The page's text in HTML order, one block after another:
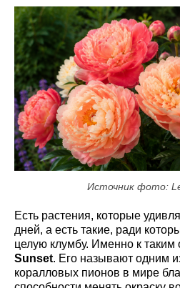
Источник фото:
Есть растения, которые
дней, а есть такие, ради
целую клумбу. Именно к таким
Sunset. Его называют одним
коралловых пионов в мире